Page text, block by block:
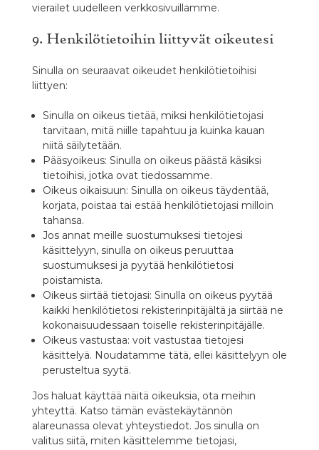
vierailet uudelleen verkkosivuillamme.
9. Henkilötietoihin liittyvät oikeutesi
Sinulla on seuraavat oikeudet henkilötietoihisi
liittyen:
Sinulla on oikeus tietää, miksi henkilötietojasi
tarvitaan, mitä niille tapahtuu ja kuinka kauan
niitä säilytetään.
Pääsyoikeus: Sinulla on oikeus päästä käsiksi
tietoihisi, jotka ovat tiedossamme.
Oikeus oikaisuun: Sinulla on oikeus täydentää,
korjata, poistaa tai estää henkilötietojasi milloin
tahansa.
Jos annat meille suostumuksesi tietojesi
käsittelyyn, sinulla on oikeus peruuttaa
suostumuksesi ja pyytää henkilötietosi
poistamista.
Oikeus siirtää tietojasi: Sinulla on oikeus pyytää
kaikki henkilötietosi rekisterinpitäjältä ja siirtää ne
kokonaisuudessaan toiselle rekisterinpitäjälle.
Oikeus vastustaa: voit vastustaa tietojesi
käsittelyä. Noudatamme tätä, ellei käsittelyyn ole
perusteltua syytä.
Jos haluat käyttää näitä oikeuksia, ota meihin
yhteyttä. Katso tämän evästekäytännön
alareunassa olevat yhteystiedot. Jos sinulla on
valitus siitä, miten käsittelemme tietojasi,